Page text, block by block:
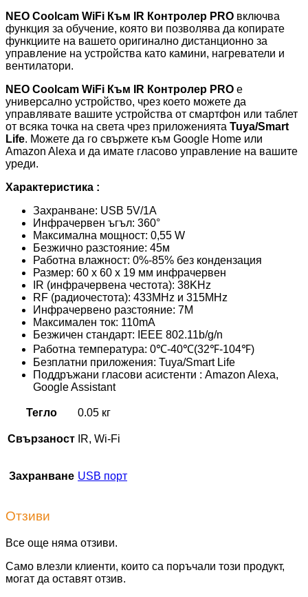
NEO Coolcam WiFi Към IR Контролер PRO включва
функция за обучение, която ви позволява да копирате
функциите на вашето оригинално дистанционно за
управление на устройства като камини, нагреватели и
вентилатори.
NEO Coolcam WiFi Към IR Контролер PRO е
универсално устройство, чрез което можете да
управлявате вашите устройства от смартфон или таблет
от всяка точка на света чрез приложенията Tuya/Smart
Life. Можете да го свържете към Google Home или
Amazon Alexa и да имате гласово управление на вашите
уреди.
Характеристика :
Захранване: USB 5V/1A
Инфрачервен ъгъл: 360°
Максимална мощност: 0,55 W
Безжично разстояние: 45м
Работна влажност: 0%-85% без кондензация
Размер: 60 x 60 x 19 мм инфрачервен
IR (инфрачервена честота): 38KHz
RF (радиочестота): 433MHz и 315MHz
Инфрачервено разстояние: 7M
Максимален ток: 110mA
Безжичен стандарт: IEEE 802.11b/g/n
Работна температура: 0℃-40℃(32℉-104℉)
Безплатни приложения: Tuya/Smart Life
Поддръжани гласови асистенти : Amazon Alexa,
Google Assistant
Тегло 0.05 кг
Свързаност IR, Wi-Fi
Захранване USB порт
Отзиви
Все още няма отзиви.
Само влезли клиенти, които са поръчали този продукт,
могат да оставят отзив.